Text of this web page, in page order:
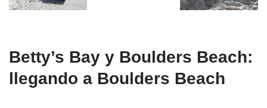
Betty’s Bay y Boulders Beach:
llegando a Boulders Beach